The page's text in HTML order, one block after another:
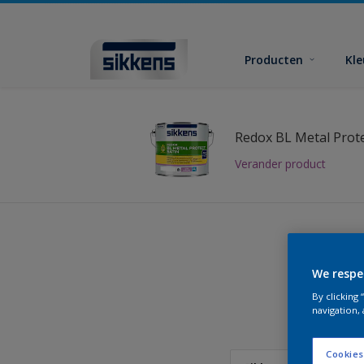
Producten
Redox BL Metal
Verander product
We
By clicking
navigation,